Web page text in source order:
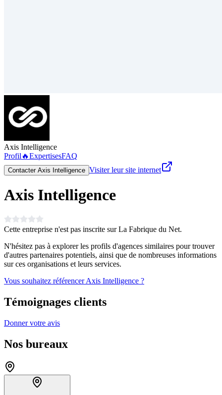
Axis Intelligence
Profil 🔥ExpertisesFAQ
Contacter Axis Intelligence Visiter leur site internet
Axis Intelligence
Cette entreprise n'est pas inscrite sur La Fabrique du Net.
N'hésitez pas à explorer les profils d'agences similaires pour trouver
d'autres partenaires potentiels, ainsi que de nombreuses informations
sur ces organisations et leurs services.
Vous souhaitez référencer Axis Intelligence ?
Témoignages clients
Donner votre avis
Nos bureaux